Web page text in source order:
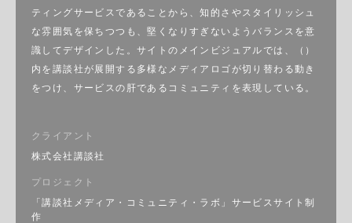
ティングサービスであることから、知的さやスタイリッシュ
な雰囲気を保ちつつも、堅くなりすぎないようバランスを意
識してデザインした。サイトのメインビジュアルでは、（）
内を講談社が展開する多様なメディアロゴが切り替わる動き
をつけ、サービスの肝であるコミュニティを表現している。
クライアント
株式会社講談社
プロジェクト
「講談社メディア・コミュニティ・ラボ」サービスサイト制
作